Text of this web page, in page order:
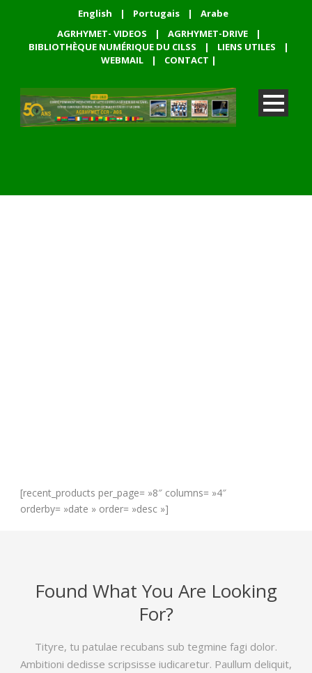
English | Portugais |
Arabe
AGRHYMET- VIDEOS
| AGRHYMET-DRIVE
|
BIBLIOTHÈQUE NUMÉRIQUE DU CILSS
| LIENS UTILES
|
WEBMAIL
| CONTACT |
[recent_products per_page= »8″ columns= »4″
orderby= »date » order= »desc »]
Found What You Are Looking
For?
Tityre, tu patulae recubans sub tegmine fagi dolor.
Ambitioni dedisse scripsisse iudicaretur. Paullum deliquit,